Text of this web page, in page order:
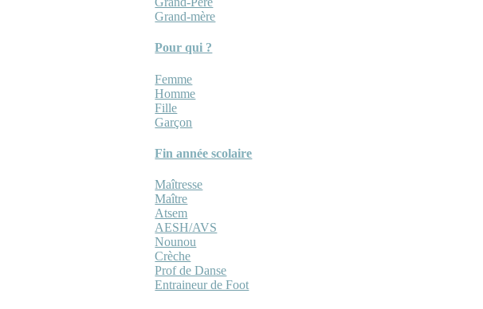
Grand-mère
Pour qui ?
Femme
Homme
Fille
Garçon
Fin année scolaire
Maîtresse
Maître
Atsem
AESH/AVS
Nounou
Crèche
Prof de Danse
Entraineur de Foot